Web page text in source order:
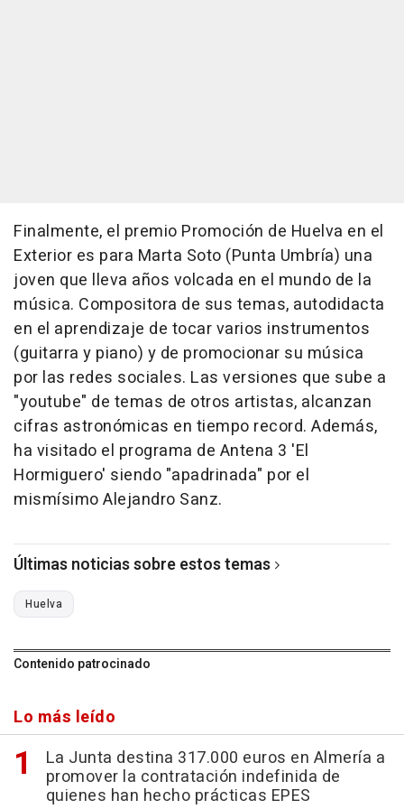
Finalmente, el premio Promoción de Huelva en el
Exterior es para Marta Soto (Punta Umbría) una
joven que lleva años volcada en el mundo de la
música. Compositora de sus temas, autodidacta
en el aprendizaje de tocar varios instrumentos
(guitarra y piano) y de promocionar su música
por las redes sociales. Las versiones que sube a
"youtube" de temas de otros artistas, alcanzan
cifras astronómicas en tiempo record. Además,
ha visitado el programa de Antena 3 'El
Hormiguero' siendo "apadrinada" por el
mismísimo Alejandro Sanz.
Últimas noticias sobre estos temas
Huelva
Contenido patrocinado
Lo más leído
La Junta destina 317.000 euros en Almería a
promover la contratación indefinida de
quienes han hecho prácticas EPES